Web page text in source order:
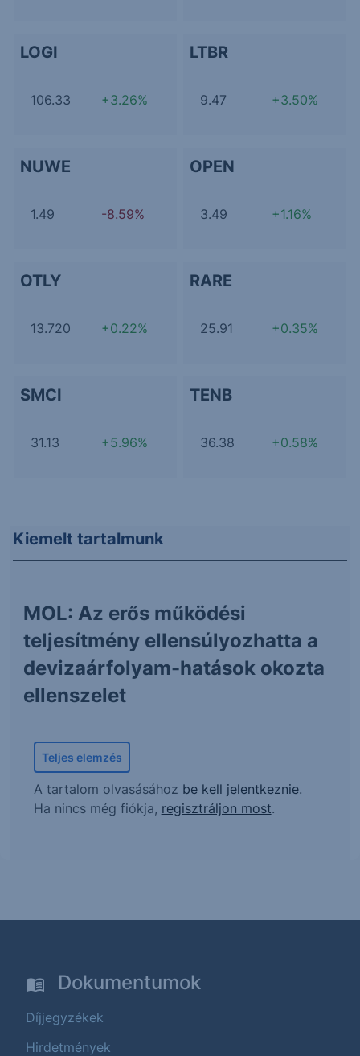
LOGI
106.33 +3.26%
LTBR
9.47 +3.50%
NUWE
1.49 -8.59%
OPEN
3.49 +1.16%
OTLY
13.720 +0.22%
RARE
25.91 +0.35%
SMCI
31.13 +5.96%
TENB
36.38 +0.58%
Kiemelt tartalmunk
MOL: Az erős működési
teljesítmény ellensúlyozhatta a
devizaárfolyam-hatások okozta
ellenszelet
Teljes elemzés
A tartalom olvasásához be kell jelentkeznie.
Ha nincs még fiókja, regisztráljon most.
Dokumentumok
Díjjegyzékek
Hirdetmények